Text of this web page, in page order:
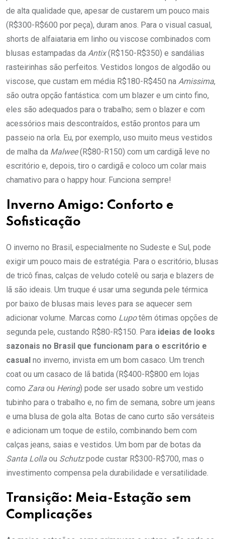
de alta qualidade que, apesar de custarem um pouco mais
(R$300-R$600 por peça), duram anos. Para o visual casual,
shorts de alfaiataria em linho ou viscose combinados com
blusas estampadas da Antix(R$150-R$350) e sandálias
rasteirinhas são perfeitos. Vestidos longos de algodão ou
viscose, que custam em média R$180-R$450 na Amissima,
são outra opção fantástica: com um blazer e um cinto fino,
eles são adequados para o trabalho; sem o blazer e com
acessórios mais descontraídos, estão prontos para um
passeio na orla. Eu, por exemplo, uso muito meus vestidos
de malha da Malwee(R$80-R150) com um cardigã leve no
escritório e, depois, tiro o cardigã e coloco um colar mais
chamativo para o happy hour. Funciona sempre!
Inverno Amigo: Conforto e
Sofisticação
O inverno no Brasil, especialmente no Sudeste e Sul, pode
exigir um pouco mais de estratégia. Para o escritório, blusas
de tricô finas, calças de veludo cotelê ou sarja e blazers de
lã são ideais. Um truque é usar uma segunda pele térmica
por baixo de blusas mais leves para se aquecer sem
adicionar volume. Marcas como Lupotêm ótimas opções de
segunda pele, custando R$80-R$150. Para ideias de looks
sazonais no Brasil que funcionam para o escritório e
casual no inverno, invista em um bom casaco. Um trench
coat ou um casaco de lã batida (R$400-R$800 em lojas
como Zara ou Hering) pode ser usado sobre um vestido
tubinho para o trabalho e, no fim de semana, sobre um jeans
e uma blusa de gola alta. Botas de cano curto são versáteis
e adicionam um toque de estilo, combinando bem com
calças jeans, saias e vestidos. Um bom par de botas da
Santa Lolla ou Schutzpode custar R$300-R$700, mas o
investimento compensa pela durabilidade e versatilidade.
Transição: Meia-Estação sem
Complicações